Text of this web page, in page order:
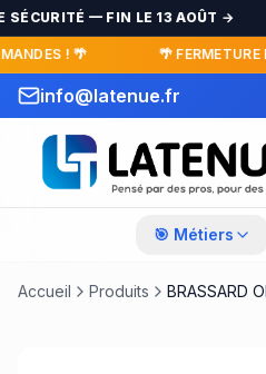
— FIN LE 13 AOÛT →
! 🌴 🌴 FERMETURE
info@latenue.fr
🎯 Métiers
Accueil Produits BRASSARD